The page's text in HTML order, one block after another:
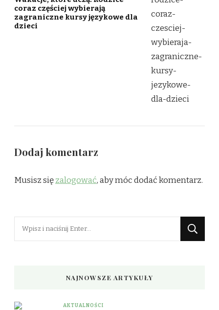
coraz częściej wybierają
zagraniczne kursy językowe dla
dzieci
Dodaj komentarz
Musisz sięzalogować, aby móc dodać komentarz.
NAJNOWSZE ARTYKUŁY
AKTUALNOŚCI